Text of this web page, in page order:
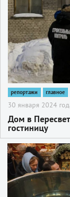
репортажи главное
30 января 2024
Дом в
гостиницу
2